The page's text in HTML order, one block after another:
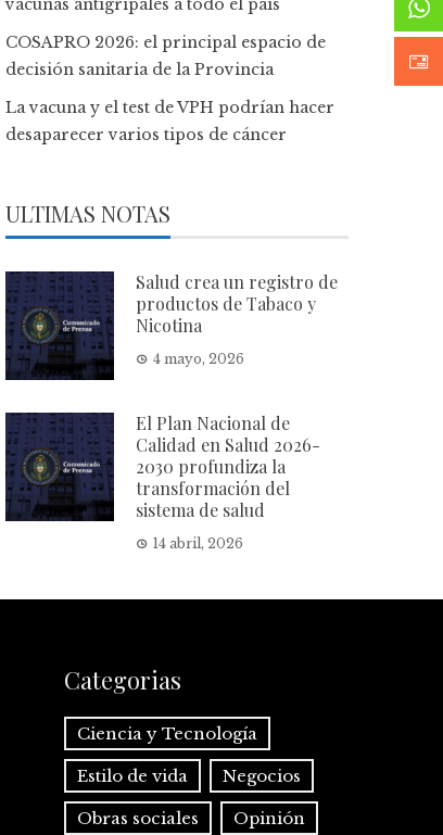
vacunas antigripales a todo el país
COSAPRO 2026: el principal espacio de
decisión sanitaria de la Provincia
La vacuna y el test de VPH podrían hacer
desaparecer varios tipos de cáncer
ULTIMAS NOTAS
Salud crea un registro de
productos de Tabaco y
Nicotina
4 mayo, 2026
El Plan Nacional de
Calidad en Salud 2026-
2030 profundiza la
transformación del
sistema de salud
14 abril, 2026
Categorias
Ciencia y Tecnología
Estilo de vida Negocios
Obras sociales Opinión